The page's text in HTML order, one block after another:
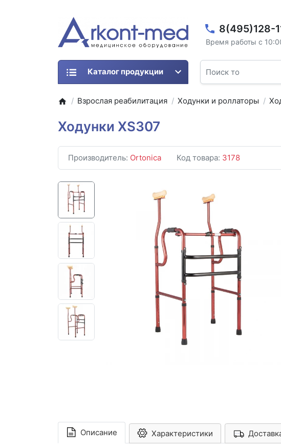
8(495)128-
Время работы с
Каталог продукции
Взрослая реабилитация Ходунки и роллаторы
Ходунки XS307
Производитель: Ortonica Код товара: 3178
Описание Характеристики Арконт-Мед